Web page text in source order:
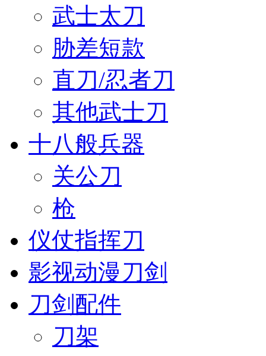
武士太刀
胁差短款
直刀/忍者刀
其他武士刀
十八般兵器
关公刀
枪
仪仗指挥刀
影视动漫刀剑
刀剑配件
刀架